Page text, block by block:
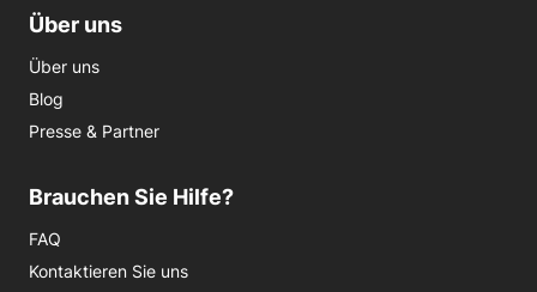
Über uns
Über uns
Blog
Presse & Partner
Brauchen Sie Hilfe?
FAQ
Kontaktieren Sie uns